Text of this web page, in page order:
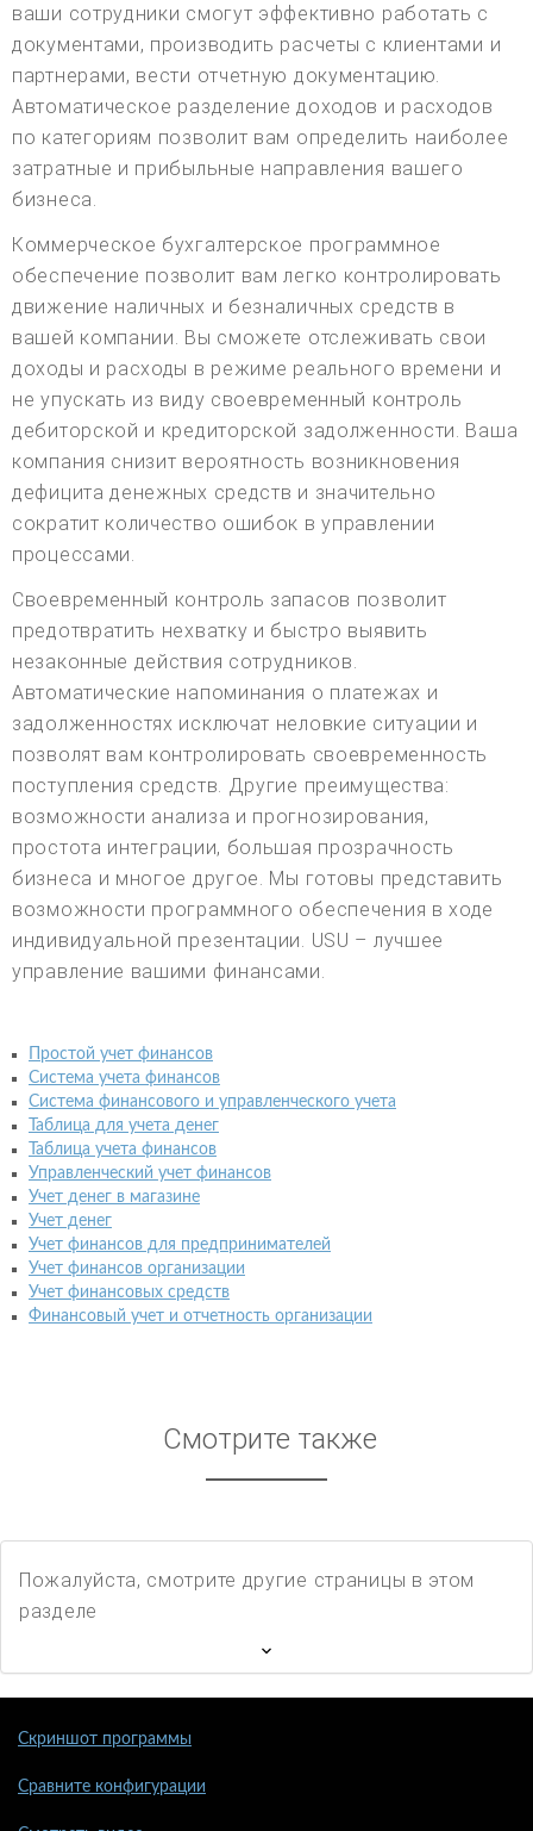
ваши сотрудники смогут эффективно работать с
документами, производить расчеты с клиентами и
партнерами, вести отчетную документацию.
Автоматическое разделение доходов и расходов
по категориям позволит вам определить наиболее
затратные и прибыльные направления вашего
бизнеса.
Коммерческое бухгалтерское программное
обеспечение позволит вам легко контролировать
движение наличных и безналичных средств в
вашей компании. Вы сможете отслеживать свои
доходы и расходы в режиме реального времени и
не упускать из виду своевременный контроль
дебиторской и кредиторской задолженности. Ваша
компания снизит вероятность возникновения
дефицита денежных средств и значительно
сократит количество ошибок в управлении
процессами.
Своевременный контроль запасов позволит
предотвратить нехватку и быстро выявить
незаконные действия сотрудников.
Автоматические напоминания о платежах и
задолженностях исключат неловкие ситуации и
позволят вам контролировать своевременность
поступления средств. Другие преимущества:
возможности анализа и прогнозирования,
простота интеграции, большая прозрачность
бизнеса и многое другое. Мы готовы представить
возможности программного обеспечения в ходе
индивидуальной презентации. USU – лучшее
управление вашими финансами.
Простой учет финансов
Система учета финансов
Система финансового и управленческого учета
Таблица для учета денег
Таблица учета финансов
Управленческий учет финансов
Учет денег в магазине
Учет денег
Учет финансов для предпринимателей
Учет финансов организации
Учет финансовых средств
Финансовый учет и отчетность организации
Смотрите также
Пожалуйста, смотрите другие страницы в этом
разделе
Скриншот программы
Сравните конфигурации